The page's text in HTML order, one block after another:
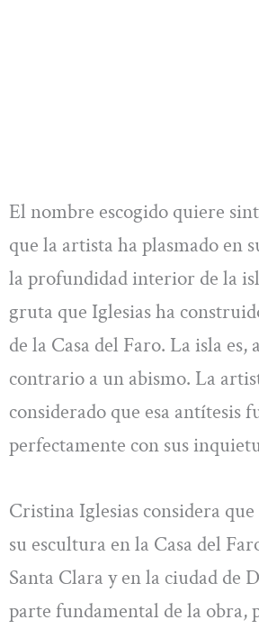
El nombre escogido quiere
que la artista ha plasmado en
la profundidad interior de la
gruta que Iglesias ha
de la Casa del Faro. La isla es,
contrario a un abismo. La
considerado que esa antítesis
perfectamente con sus
Cristina Iglesias considera
su escultura en la Casa del
Santa Clara y en la ciudad de
parte fundamental de la obra,